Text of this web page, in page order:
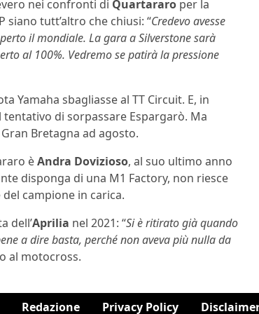
nei confronti di Quartararo per la
tutt’altro che chiusi: “Credevo avesse
il mondiale. La gara a Silverstone sarà
al 100%. Vedremo se patirà la pressione
Yamaha sbagliasse al TT Circuit. E, in
di sorpassare Espargarò. Ma
Bretagna ad agosto.
èAndra Dovizioso, al suo ultimo anno
disponga di una M1 Factory, non riesce
campione in carica.
dell’Aprilia nel 2021: “Si è ritirato già quando
a dire basta, perché non aveva più nulla da
al motocross.
Redazione Privacy Policy